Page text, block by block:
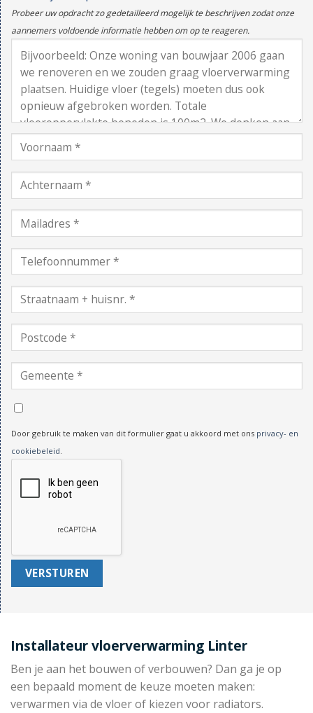
Probeer uw opdracht zo gedetailleerd mogelijk te beschrijven zodat onze
aannemers voldoende informatie hebben om op te reageren.
Door gebruik te maken van dit formulier gaat u akkoord met ons privacy- en
cookiebeleid.
Installateur vloerverwarming Linter
Ben je aan het bouwen of verbouwen? Dan ga je op
een bepaald moment de keuze moeten maken:
verwarmen via de vloer of kiezen voor radiators.